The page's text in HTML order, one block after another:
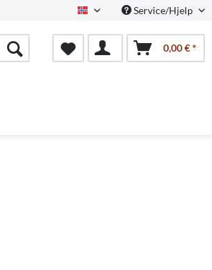
NorwegianService/Hjelp
0,00 € *